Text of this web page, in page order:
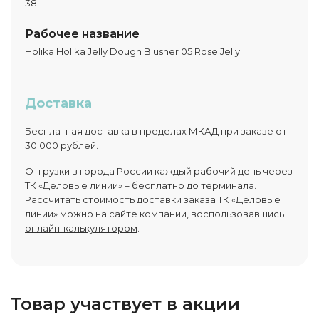
38
Рабочее название
Holika Holika Jelly Dough Blusher 05 Rose Jelly
Доставка
Бесплатная доставка в пределах МКАД при заказе от
30 000 рублей.
Отгрузки в города России каждый рабочий день через
ТК «Деловые линии» – бесплатно до терминала.
Рассчитать стоимость доставки заказа ТК «Деловые
линии» можно на сайте компании, воспользовавшись
онлайн-калькулятором
Товар участвует в акции